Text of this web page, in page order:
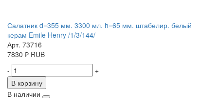
Салатник d=355 мм. 3300 мл. h=65 мм. штабелир. белый
керам Emile Henry /1/3/144/
Арт. 73716
7830 ₽ RUB
-
+
В корзину
В наличии